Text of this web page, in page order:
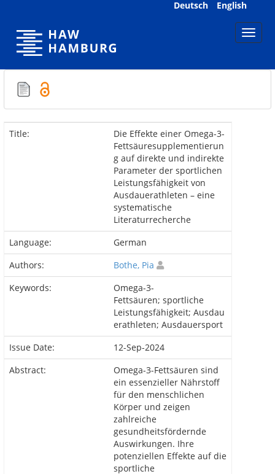
Deutsch English
Title:
Die Effekte einer Omega-3-
Fettsäuresupplementierun
g auf direkte und indirekte
Parameter der sportlichen
Leistungsfähigkeit von
Ausdauerathleten – eine
systematische
Literaturrecherche
Language:
German
Authors:
Bothe, Pia
Keywords:
Omega-3-
Fettsäuren; sportliche
Leistungsfähigkeit; Ausdau
erathleten; Ausdauersport
Issue Date:
12-Sep-2024
Abstract:
Omega-3-Fettsäuren sind
ein essenzieller Nährstoff
für den menschlichen
Körper und zeigen
zahlreiche
gesundheitsfördernde
Auswirkungen. Ihre
potenziellen Effekte auf die
sportliche